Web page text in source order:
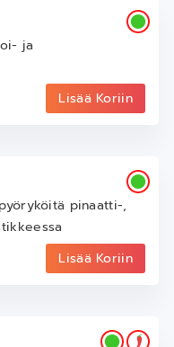
ja
Lisää Koriin
pinaatti-,
Lisää Koriin